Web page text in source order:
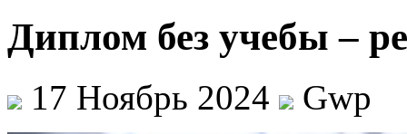
Диплом без учебы –
17 Ноябрь 2024 Gwp